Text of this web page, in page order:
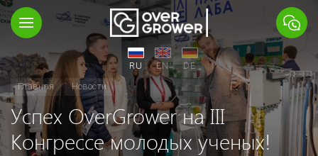
RU EN
DE
Главная
Новости
Успех OverGrower на III
Конгрессе молодых ученых!